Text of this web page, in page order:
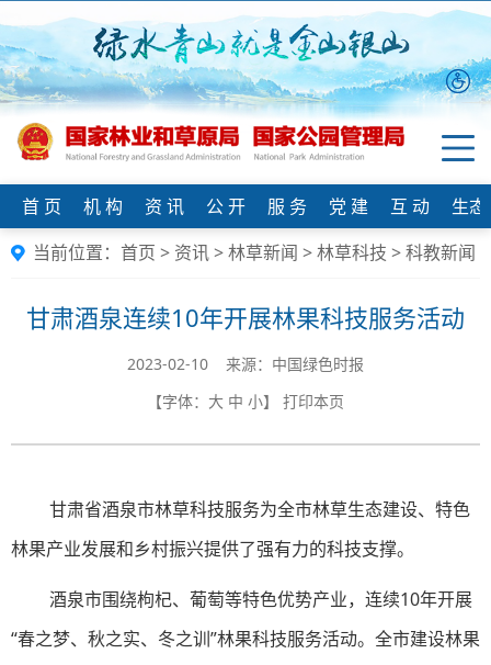
首 页 机 构 资 讯 公 开 服 务 党 建 互 动
生
当前位置： 首页 > 资讯>林草新闻 >林草科技 >科教新闻
甘肃酒泉连续10年开展林果科技服务活动
2023-02-10 来源：中国绿色时报
【字体： 大 中 小】 打印本页
甘肃省酒泉市林草科技服务为全市林草生态建设、特色
林果产业发展和乡村振兴提供了强有力的科技支撑。
酒泉市围绕枸杞、葡萄等特色优势产业，连续10年开展
“春之梦、秋之实、冬之训”林果科技服务活动。全市建设林果